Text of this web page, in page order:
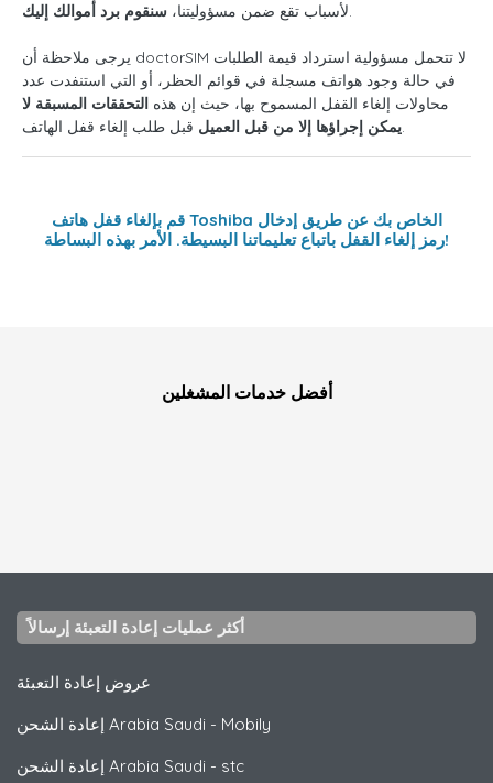
لأسباب تقع ضمن مسؤوليتنا، سنقوم برد أموالك إليك .
يرجى ملاحظة أن doctorSIM لا تتحمل مسؤولية استرداد قيمة الطلبات
في حالة وجود هواتف مسجلة في قوائم الحظر، أو التي استنفدت عدد
محاولات إلغاء القفل المسموح بها، حيث إن هذه التحققات المسبقة لا
يمكن إجراؤها إلا من قبل العميلقبل طلب إلغاء قفل الهاتف.
قم بإلغاء قفل هاتف Toshiba الخاص بك عن طريق إدخال
رمز إلغاء القفل باتباع تعليماتنا البسيطة. الأمر بهذه البساطة!
أفضل خدمات المشغلين
أكثر عمليات إعادة التعبئة إرسالاً
عروض إعادة التعبئة
إعادة الشحن Arabia Saudi - Mobily
إعادة الشحن Arabia Saudi - stc